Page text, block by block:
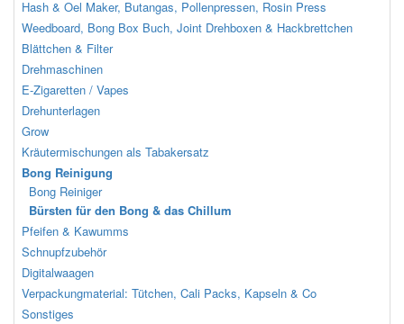
Hash & Oel Maker, Butangas, Pollenpressen, Rosin Press
Weedboard, Bong Box Buch, Joint Drehboxen & Hackbrettchen
Blättchen & Filter
Drehmaschinen
E-Zigaretten / Vapes
Drehunterlagen
Grow
Kräutermischungen als Tabakersatz
Bong Reinigung
Bong Reiniger
Bürsten für den Bong & das Chillum
Pfeifen & Kawumms
Schnupfzubehör
Digitalwaagen
Verpackungmaterial: Tütchen, Cali Packs, Kapseln & Co
Sonstiges